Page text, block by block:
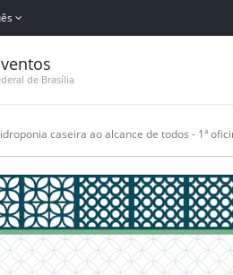
de Brasília
caseira ao alcance de todos - 1ª